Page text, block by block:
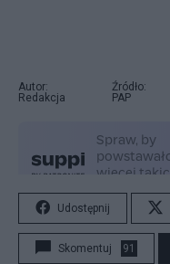
Autor:
Redakcja
Źródło:
PAP
Udostępnij
Skomentuj 91